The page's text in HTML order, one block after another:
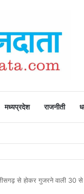
मध्यप्रदेश राजनीती
समय पर उपलब्धता से किसानों में
से होकर गुजरने वाली 30